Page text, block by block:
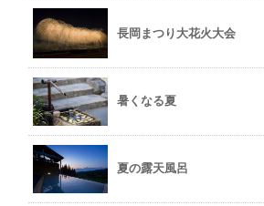
長岡まつり大花火大会
暑くなる夏
夏の露天風呂